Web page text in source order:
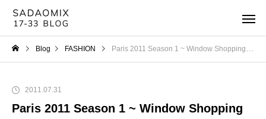
Blog FASHION Paris 2011 Season 1 ~ Window Shopping Vol.6 – MERCI
2011.07.31
Paris 2011 Season 1 ~ Window Shopping